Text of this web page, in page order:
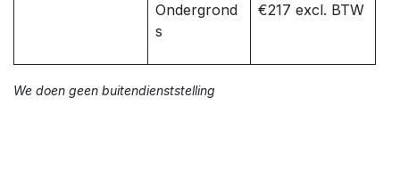
Ondergrond
s
€217 excl. BTW
We doen geen buitendienststelling